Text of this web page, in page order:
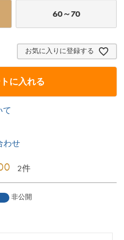
60～70
お気に入りに登録する
に入れる
て
わせ
2
非公開